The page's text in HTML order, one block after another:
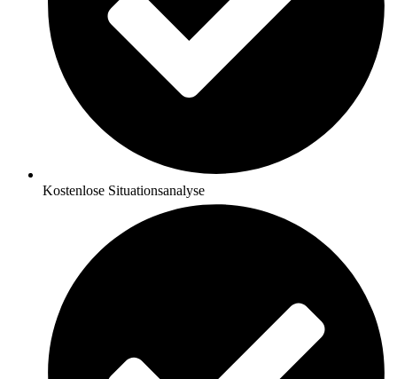
Kostenlose Situationsanalyse